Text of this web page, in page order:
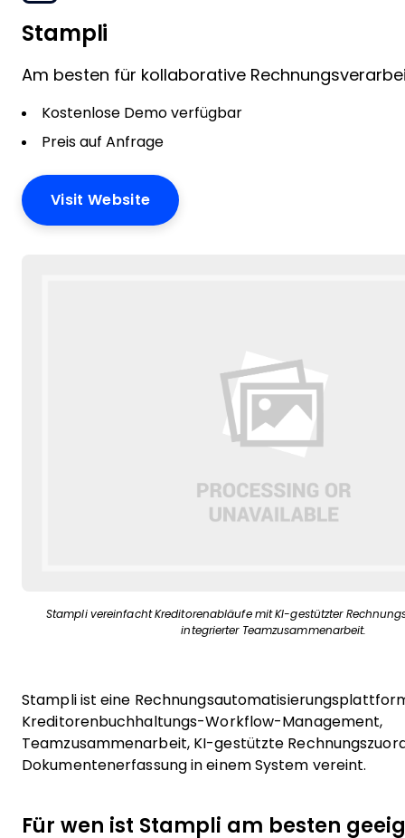
Stampli
Am besten für kollaborative
Kostenlose Demo verfügbar
Preis auf Anfrage
Visit Website
Stampli vereinfacht Kreditorenabläufe mit KI-gestützter
integrierter Teamzusammenarbeit.
Stampli ist eine
Kreditorenbuchhaltungs-Workflow-Management,
Teamzusammenarbeit, KI-gestützte
Dokumentenerfassung in einem System vereint.
Für wen ist Stampli am besten